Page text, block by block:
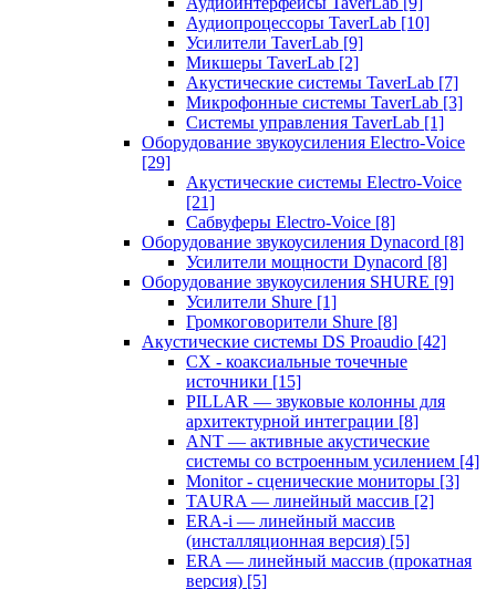
Аудиопроцессоры TaverLab [10]
Усилители TaverLab [9]
Микшеры TaverLab [2]
Акустические системы TaverLab [7]
Микрофонные системы TaverLab [3]
Системы управления TaverLab [1]
Оборудование звукоусиления Electro-Voice
[29]
Акустические системы Electro-Voice
[21]
Сабвуферы Electro-Voice [8]
Оборудование звукоусиления Dynacord [8]
Усилители мощности Dynacord [8]
Оборудование звукоусиления SHURE [9]
Усилители Shure [1]
Громкоговорители Shure [8]
Акустические системы DS Proaudio [42]
CX - коаксиальные точечные
источники [15]
PILLAR — звуковые колонны для
архитектурной интеграции [8]
ANT — активные акустические
системы со встроенным усилением [4]
Monitor - сценические мониторы [3]
TAURA — линейный массив [2]
ERA-i — линейный массив
(инсталляционная версия) [5]
ERA — линейный массив (прокатная
версия) [5]